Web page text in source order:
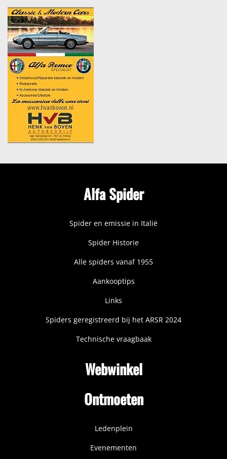
Alfa Spider
Spider en emissie in Italië
Spider Historie
Alle spiders vanaf 1955
Aankooptips
Links
Spiders geregistreerd bij het ARSR 2024
Technische vraagbaak
Webwinkel
Ontmoeten
Ledenplein
Evenementen